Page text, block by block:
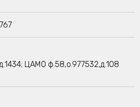
ЦАМО ф.58,о.977532,д.108